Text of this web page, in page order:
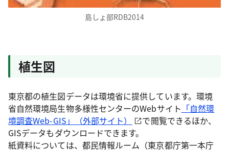
島しょ部RDB2014
植生図
東京都の植生図データは環境省に提供しています。環境
省自然環境局生物多様性センターのWebサイト 「自然環
境調査Web-GIS」（外部サイト）
で閲覧できるほか、
GISデータもダウンロードできます。
紙資料については、都民情報ルーム（東京都庁第一本庁